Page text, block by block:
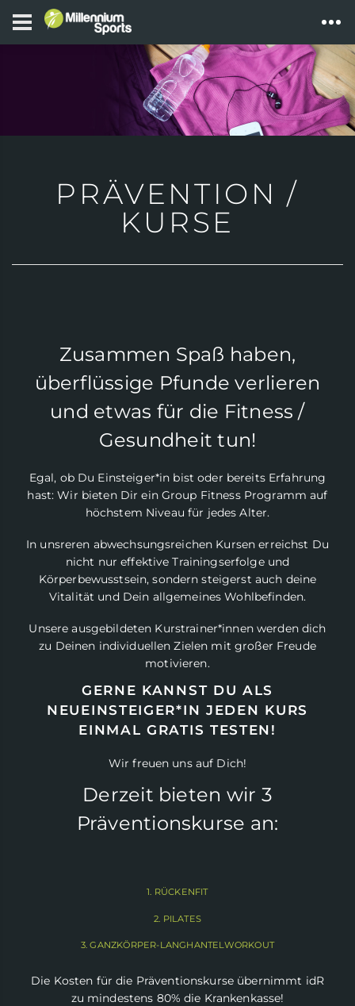
PRÄVENTION /
KURSE
Zusammen Spaß haben,
überflüssige Pfunde verlieren
und etwas für die Fitness /
Gesundheit tun!
Egal, ob Du Einsteiger*in bist oder bereits Erfahrung
hast: Wir bieten Dir ein Group Fitness Programm auf
höchstem Niveau für jedes Alter.
In unsreren abwechsungsreichen Kursen erreichst Du
nicht nur effektive Trainingserfolge und
Körperbewusstsein, sondern steigerst auch deine
Vitalität und Dein allgemeines Wohlbefinden.
Unsere ausgebildeten Kurstrainer*innen werden dich
zu Deinen individuellen Zielen mit großer Freude
motivieren.
GERNE KANNST DU ALS
NEUEINSTEIGER*IN JEDEN KURS
EINMAL GRATIS TESTEN!
Wir freuen uns auf Dich!
Derzeit bieten wir 3
Präventionskurse an:
1. RÜCKENFIT
2. PILATES
3. GANZKÖRPER-LANGHANTELWORKOUT
Die Kosten für die Präventionskurse übernimmt idR
zu mindestens 80% die Krankenkasse!